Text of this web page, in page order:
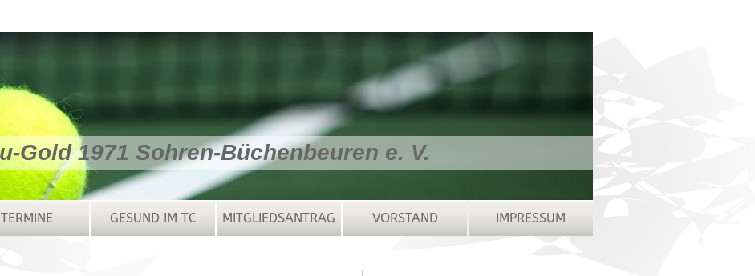
Gold 1971 Sohren-Büchenbeuren e. V.
TERMINE GESUND IM TC MITGLIEDSANTRAG VORSTAND IMPRESSUM